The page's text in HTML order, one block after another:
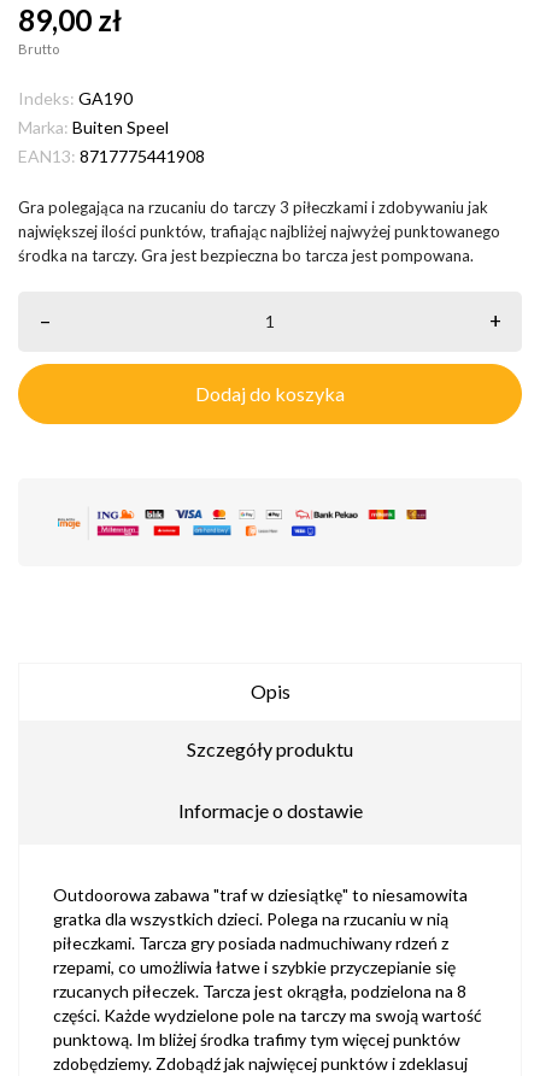
89,00 zł
Brutto
Indeks: GA190
Marka: Buiten Speel
EAN13: 8717775441908
Gra polegająca na rzucaniu do tarczy 3 piłeczkami i zdobywaniu jak
największej ilości punktów, trafiając najbliżej najwyżej punktowanego
środka na tarczy. Gra jest bezpieczna bo tarcza jest pompowana.
– +
Dodaj do koszyka
Opis
Szczegóły produktu
Informacje o dostawie
Outdoorowa zabawa "traf w dziesiątkę" to niesamowita
gratka dla wszystkich dzieci. Polega na rzucaniu w nią
piłeczkami. Tarcza gry posiada nadmuchiwany rdzeń z
rzepami, co umożliwia łatwe i szybkie przyczepianie się
rzucanych piłeczek. Tarcza jest okrągła, podzielona na 8
części. Każde wydzielone pole na tarczy ma swoją wartość
punktową. Im bliżej środka trafimy tym więcej punktów
zdobędziemy. Zdobądź jak najwięcej punktów i zdeklasuj